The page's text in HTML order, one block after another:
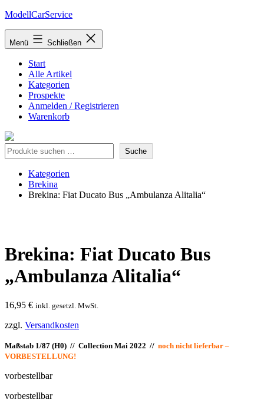
Zum
springen
ModellCarService
Menü Schließen
Start
Alle Artikel
Kategorien
Prospekte
Anmelden / Registrieren
Warenkorb
Suche Suche
Kategorien
Brekina
Brekina: Fiat Ducato Bus „Ambulanza Alitalia“
Brekina: Fiat Ducato Bus
„Ambulanza Alitalia“
16,95 € inkl. gesetzl. MwSt.
zzgl. Versandkosten
Maßstab 1/87 (H0) // Collection Mai 2022 // noch nicht lieferbar –
VORBESTELLUNG!
vorbestellbar
vorbestellbar